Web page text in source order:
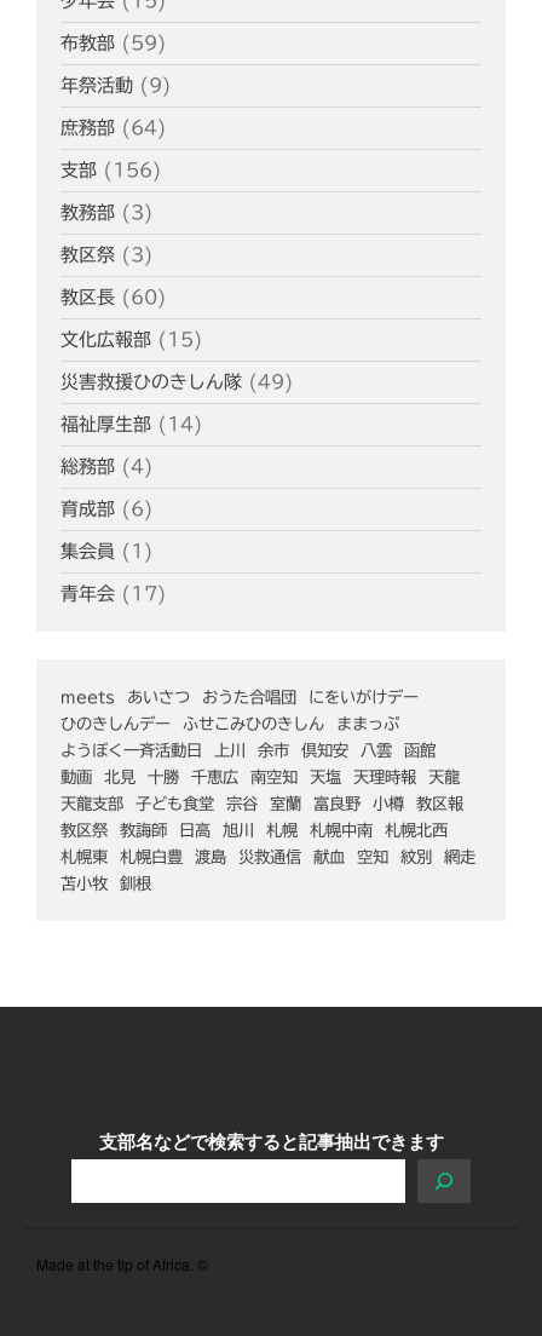
布教部 (59)
年祭活動 (9)
庶務部 (64)
支部 (156)
教務部 (3)
教区祭 (3)
教区長 (60)
文化広報部 (15)
災害救援ひのきしん隊 (49)
福祉厚生部 (14)
総務部 (4)
育成部 (6)
集会員 (1)
青年会 (17)
meets あいさつ おうた合唱団
にをいがけデー
ひのきしんデー
ふせこみひのきしん
ままっぷ
ようぼく一斉活動日
上川 余市 倶知安 八雲
函館
動画
北見 十勝 千恵広 南空知 天塩 天理時報
天龍
天龍支部
子ども食堂 宗谷 室蘭 富良野 小樽
教区報
教区祭
教誨師 日高 旭川 札幌 札幌中南
札幌北西
札幌東
札幌白豊 渡島 災救通信 献血 空知 紋別
網走
苫小牧
釧根
支部名などで検索すると記事抽出できます
Made at the tip of Africa. ©